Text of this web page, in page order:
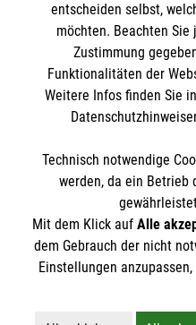
Cookies verwalten|AGB
Barrierefreiheit |
entscheiden selbst,
möchten. Beachten
Zustimmung
Funktionalitäten der
Weitere Infos finden Sie
Technisch notwendige
werden, da ein Betrieb
Mit dem Klick auf Alle
dem Gebrauch der nicht
Einstellungen